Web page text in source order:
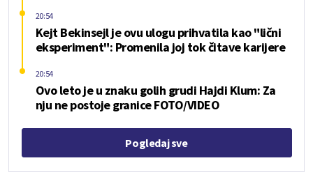
Kejt Bekinsejl je ovu ulogu prihvatila kao "lični
eksperiment": Promenila joj tok čitave karijere
20:54
Ovo leto je u znaku golih grudi Hajdi Klum: Za
nju ne postoje granice FOTO/VIDEO
20:54
Pogledaj sve